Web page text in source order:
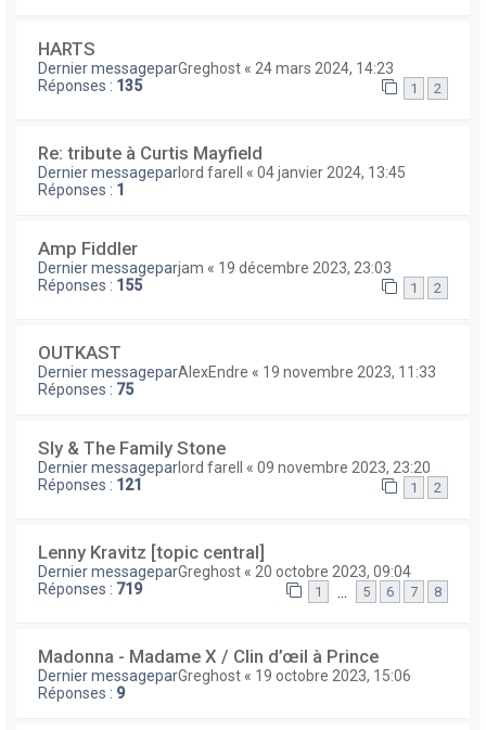
HARTS
Dernier messageparGreghost « 24 mars 2024, 14:23
Réponses : 135 1 2
Re: tribute à Curtis Mayfield
Dernier messageparlord farell « 04 janvier 2024, 13:45
Réponses : 1
Amp Fiddler
Dernier messageparjam « 19 décembre 2023, 23:03
Réponses : 155 1 2
OUTKAST
Dernier messageparAlexEndre « 19 novembre 2023, 11:33
Réponses : 75
Sly & The Family Stone
Dernier messageparlord farell « 09 novembre 2023, 23:20
Réponses : 121 1 2
Lenny Kravitz [topic central]
Dernier messageparGreghost « 20 octobre 2023, 09:04
Réponses : 719 1 5 6 7 8
Madonna - Madame X / Clin d’œil à Prince
Dernier messageparGreghost « 19 octobre 2023, 15:06
Réponses : 9